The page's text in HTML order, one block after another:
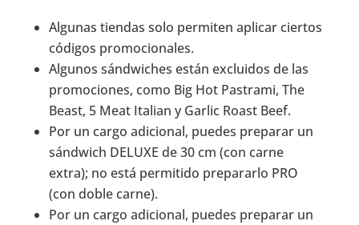
Algunas tiendas solo permiten aplicar ciertos
códigos promocionales.
Algunos sándwiches están excluidos de las
promociones, como Big Hot Pastrami, The
Beast, 5 Meat Italian y Garlic Roast Beef.
Por un cargo adicional, puedes preparar un
sándwich DELUXE de 30 cm (con carne
extra); no está permitido prepararlo PRO
(con doble carne).
Por un cargo adicional, puedes preparar un